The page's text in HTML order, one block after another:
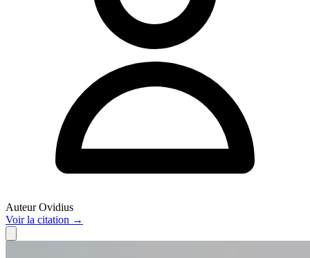
Auteur Ovidius
Voirla citation →